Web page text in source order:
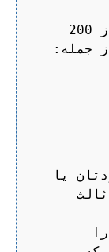
فایل های شما و دانلود بیش از 200
جمله:
یا